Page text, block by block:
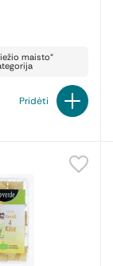
maisto“
Pridėti